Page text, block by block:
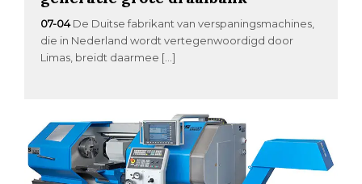
07-04 De Duitse fabrikant van verspaningsmachines,
die in Nederland wordt vertegenwoordigd door
Limas, breidt daarmee […]